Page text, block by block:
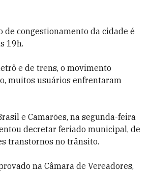
de congestionamento da cidade é
19h.
e de trens, o movimento
muitos usuários enfrentaram
e Camarões, na segunda-feira
decretar feriado municipal, de
transtornos no trânsito.
na Câmara de Vereadores,